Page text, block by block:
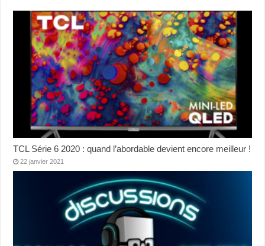
TCL Série 6 2020 : quand l’abordable devient encore meilleur !
22 janvier 2021